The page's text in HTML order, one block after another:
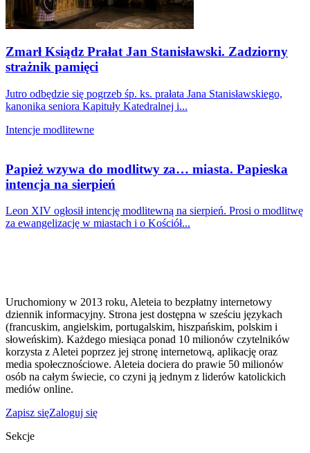
Zmarł Ksiądz Prałat Jan Stanisławski. Zadziorny
strażnik pamięci
Jutro odbędzie się pogrzeb śp. ks. prałata Jana Stanisławskiego,
kanonika seniora Kapituły Katedralnej i...
Intencje modlitewne
Papież wzywa do modlitwy za… miasta. Papieska
intencja na sierpień
Leon XIV ogłosił intencję modlitewną na sierpień. Prosi o modlitwę
za ewangelizację w miastach i o Kościół...
Uruchomiony w 2013 roku, Aleteia to bezpłatny internetowy
dziennik informacyjny. Strona jest dostępna w sześciu językach
(francuskim, angielskim, portugalskim, hiszpańskim, polskim i
słoweńskim). Każdego miesiąca ponad 10 milionów czytelników
korzysta z Aletei poprzez jej stronę internetową, aplikację oraz
media społecznościowe. Aleteia dociera do prawie 50 milionów
osób na całym świecie, co czyni ją jednym z liderów katolickich
mediów online.
Zapisz sięZaloguj się
Sekcje